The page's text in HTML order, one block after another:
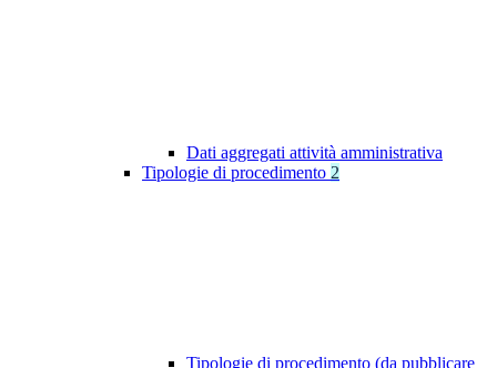
Dati aggregati attività amministrativa
Tipologie di procedimento 2
Tipologie di procedimento (da pubblicare